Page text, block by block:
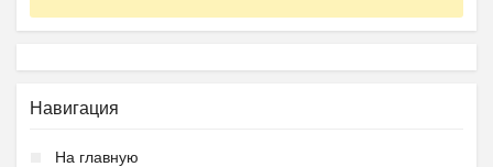
Навигация
На главную